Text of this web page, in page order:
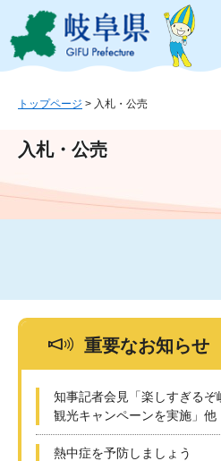
ジ
ュ
文
このページの
トップページ > 入札・公売
入札・公売
重要なお知らせ
知事記者会見「楽しすぎる
観光キャンペーンを実施」他
熱中症を予防しましょう